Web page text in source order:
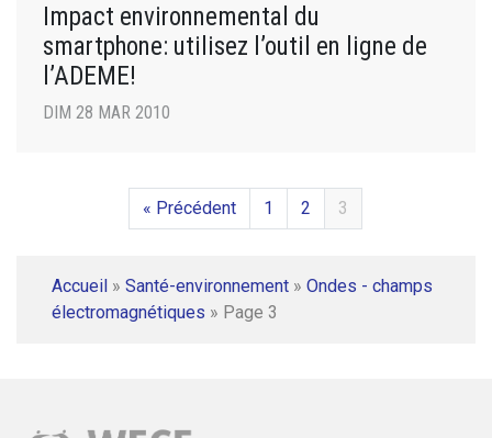
Impact environnemental du
smartphone: utilisez l’outil en ligne de
l’ADEME!
DIM 28 MAR 2010
« Précédent 1 2 3
Accueil » Santé-environnement » Ondes - champs
électromagnétiques » Page 3